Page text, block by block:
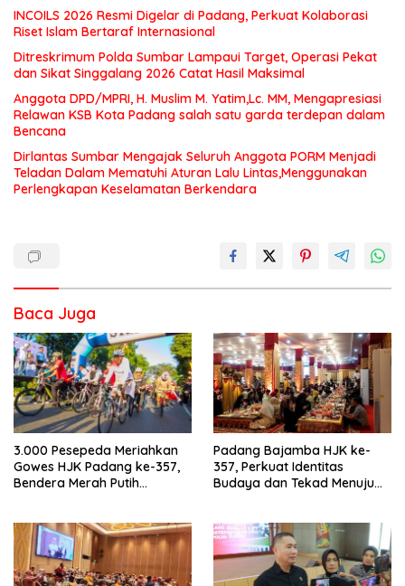
INCOILS 2026 Resmi Digelar di Padang, Perkuat Kolaborasi
Riset Islam Bertaraf Internasional
Ditreskrimum Polda Sumbar Lampaui Target, Operasi Pekat
dan Sikat Singgalang 2026 Catat Hasil Maksimal
Anggota DPD/MPRI, H. Muslim M. Yatim,Lc. MM, Mengapresiasi
Relawan KSB Kota Padang salah satu garda terdepan dalam
Bencana
Dirlantas Sumbar Mengajak Seluruh Anggota PORM Menjadi
Teladan Dalam Mematuhi Aturan Lalu Lintas,Menggunakan
Perlengkapan Keselamatan Berkendara
Baca Juga
3.000 Pesepeda Meriahkan
Gowes HJK Padang ke-357,
Bendera Merah Putih
Padang Bajamba HJK ke-
357, Perkuat Identitas
Budaya dan Tekad Menuju